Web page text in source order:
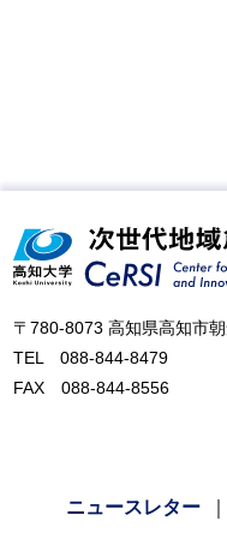
〒780-8073 高知県高知市
TEL 088-844-8479
FAX 088-844-8556
ニュースレター